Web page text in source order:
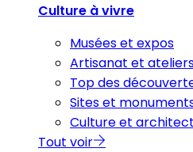
Culture à vivre
Musées et expos
Artisanat et
Top des
Sites et
Culture et
Tout voir